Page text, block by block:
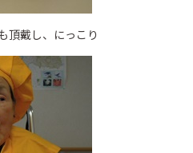
頂戴し、にっこり